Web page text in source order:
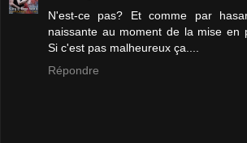
N'est-ce pas? Et comme par
naissante au moment de la mise en
Si c'est pas malheureux ça....
Répondre